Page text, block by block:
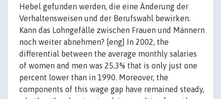
Hebel gefunden werden, die eine Änderung der
Verhaltensweisen und der Berufswahl bewirken.
Kann das Lohngefälle zwischen Frauen und Männern
noch weiter abnehmen? [eng] In 2002, the
differential between the average monthly salaries
of women and men was 25.3% that is only just one
percent lower than in 1990. Moreover, the
components of this wage gap have remained steady,